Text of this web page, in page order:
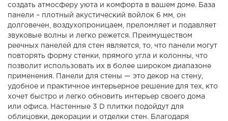
создать атмосферу уюта и комфорта в вашем доме. База
панели – плотный акустический войлок 6 мм, он
долговечен, воздухопроницаем, преломляет и подавляет
звуковые волны и легко режется. Преимуществом
реечных панелей для стен является, то, что панели могут
повторять форму стенки, прямого угла и колонны, что
позволит использовать их в более широком диапазоне
применения. Панели для стены — это декор на стену,
удобное и практичное интерьерное решение для тех, кто
хочет быстро и легко обновить интерьер своего дома
или офиса. Настенные 3 D плитки подойдут для
облицовки, декорации и отделки стен. Благодаря